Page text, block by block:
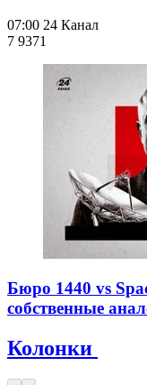
07:00 24 Канал
7 9371
Бюро 1440 vs
собственные
Колонки